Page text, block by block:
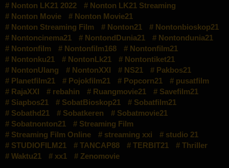
Nonton LK21 2022
Nonton LK21 Streaming
Nonton Movie
Nonton Movie21
Nonton Streaming Film
Nonton21
Nontonbioskop21
Nontoncinema21
NontondDunia21
Nontondunia21
Nontonfilm
Nontonfilm168
Nontonfilm21
Nontonku21
NontonLk21
Nontontiket21
NontonUlang
NontonXXI NS21
Pakbos21
Planetfilm21
Pojokfilm21 Popcorn21
pusatfilm
RajaXXI
rebahin Ruangmovie21
Savefilm21
Siapbos21
SobatBioskop21
Sobatfilm21
Sobathd21
Sobatkeren
Sobatmovie21
Sobatnonton21
Streaming Film
Streaming Film Online
streaming xxi
studio 21
STUDIOFILM21
TANCAP88 TERBIT21
Thriller
Waktu21
xx1
Zenomovie